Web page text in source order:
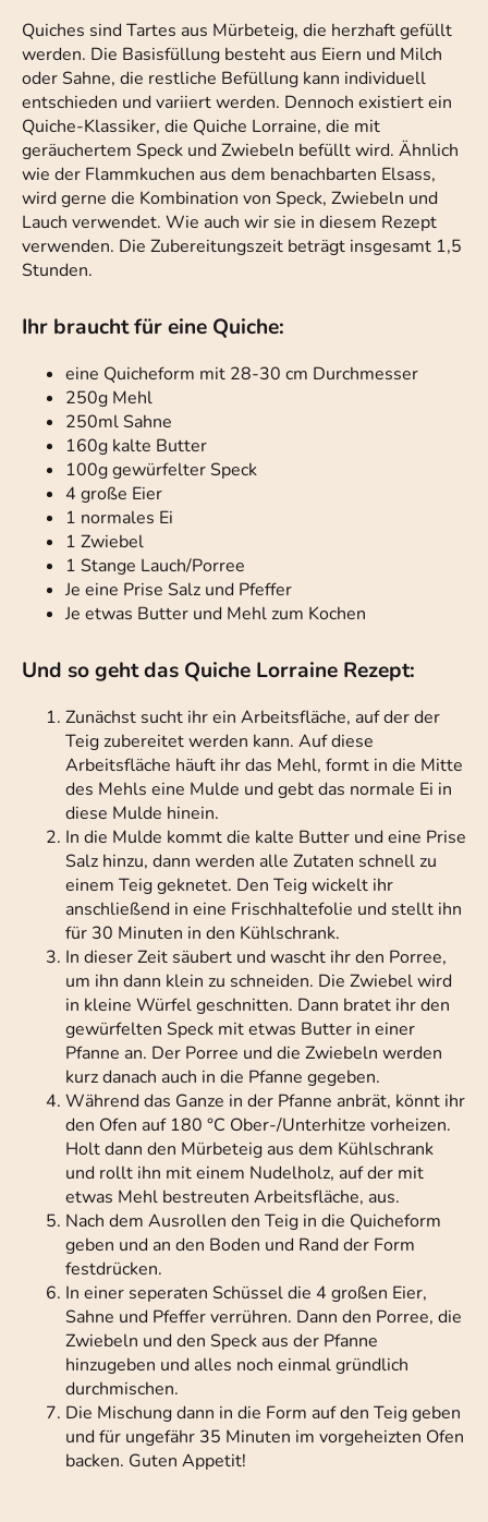
Quiches sind Tartes aus Mürbeteig, die herzhaft gefüllt
werden. Die Basisfüllung besteht aus Eiern und Milch
oder Sahne, die restliche Befüllung kann individuell
entschieden und variiert werden. Dennoch existiert ein
Quiche-Klassiker, die Quiche Lorraine, die mit
geräuchertem Speck und Zwiebeln befüllt wird. Ähnlich
wie der Flammkuchen aus dem benachbarten Elsass,
wird gerne die Kombination von Speck, Zwiebeln und
Lauch verwendet. Wie auch wir sie in diesem Rezept
verwenden. Die Zubereitungszeit beträgt insgesamt 1,5
Stunden.
Ihr braucht für eine Quiche:
eine Quicheform mit 28-30 cm Durchmesser
250g Mehl
250ml Sahne
160g kalte Butter
100g gewürfelter Speck
4 große Eier
1 normales Ei
1 Zwiebel
1 Stange Lauch/Porree
Je eine Prise Salz und Pfeffer
Je etwas Butter und Mehl zum Kochen
Und so geht das Quiche Lorraine Rezept:
Zunächst sucht ihr ein Arbeitsfläche, auf der der
Teig zubereitet werden kann. Auf diese
Arbeitsfläche häuft ihr das Mehl, formt in die Mitte
des Mehls eine Mulde und gebt das normale Ei in
diese Mulde hinein.
In die Mulde kommt die kalte Butter und eine Prise
Salz hinzu, dann werden alle Zutaten schnell zu
einem Teig geknetet. Den Teig wickelt ihr
anschließend in eine Frischhaltefolie und stellt ihn
für 30 Minuten in den Kühlschrank.
In dieser Zeit säubert und wascht ihr den Porree,
um ihn dann klein zu schneiden. Die Zwiebel wird
in kleine Würfel geschnitten. Dann bratet ihr den
gewürfelten Speck mit etwas Butter in einer
Pfanne an. Der Porree und die Zwiebeln werden
kurz danach auch in die Pfanne gegeben.
Während das Ganze in der Pfanne anbrät, könnt ihr
den Ofen auf 180 °C Ober-/Unterhitze vorheizen.
Holt dann den Mürbeteig aus dem Kühlschrank
und rollt ihn mit einem Nudelholz, auf der mit
etwas Mehl bestreuten Arbeitsfläche, aus.
Nach dem Ausrollen den Teig in die Quicheform
geben und an den Boden und Rand der Form
festdrücken.
In einer seperaten Schüssel die 4 großen Eier,
Sahne und Pfeffer verrühren. Dann den Porree, die
Zwiebeln und den Speck aus der Pfanne
hinzugeben und alles noch einmal gründlich
durchmischen.
Die Mischung dann in die Form auf den Teig geben
und für ungefähr 35 Minuten im vorgeheizten Ofen
backen. Guten Appetit!